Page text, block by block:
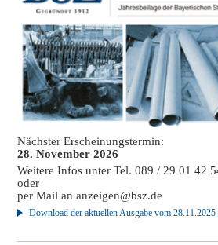
Nächster Erscheinungstermin:
28. November 2026
Weitere Infos unter Tel. 089 / 29 01 42
oder
per Mail ananzeigen@bsz.de
Download der aktuellen Ausgabe vom